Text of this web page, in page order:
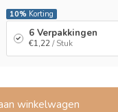
10% Korting
6 Verpakkingen
€1,22 / Stuk
winkelwagen